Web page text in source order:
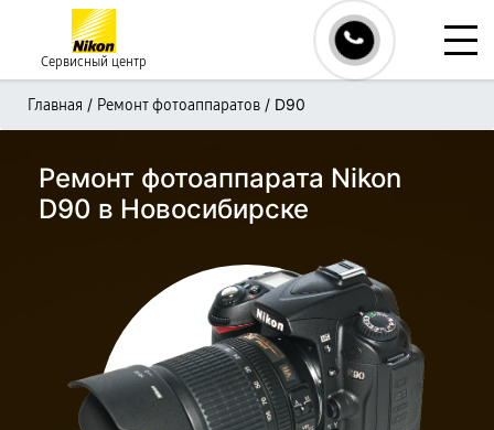
Сервисный центр
Главная / Ремонт фотоаппаратов / D90
Ремонт фотоаппарата Nikon
D90 в Новосибирске